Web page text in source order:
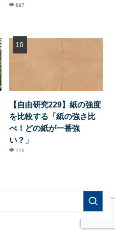
897
【自由研究229】紙の強度
を比較する「紙の強さ比
べ！どの紙が一番強
い？」
771